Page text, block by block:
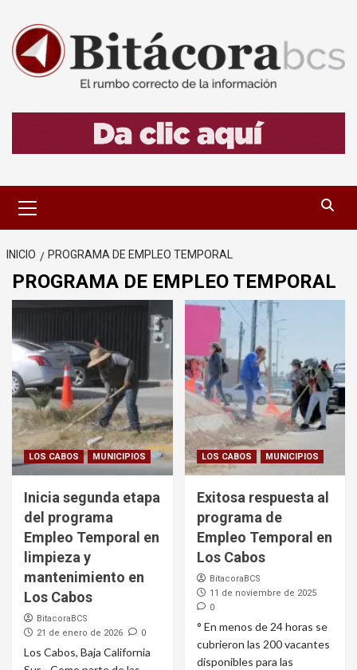
contenido
primario
INICIO PROGRAMA DE EMPLEO TEMPORAL
PROGRAMA DE EMPLEO TEMPORAL
LOS CABOS MUNICIPIOS
Inicia segunda etapa
del programa
Empleo Temporal en
limpieza y
mantenimiento en
Los Cabos
BitacoraBCS
21 de enero de 2026
0
Los Cabos, Baja California
LOS CABOS MUNICIPIOS
Exitosa respuesta al
programa de
Empleo Temporal en
Los Cabos
BitacoraBCS
11 de noviembre de 2025
0
° En menos de 24 horas se
cubrieron las 200 vacantes
disponibles para las